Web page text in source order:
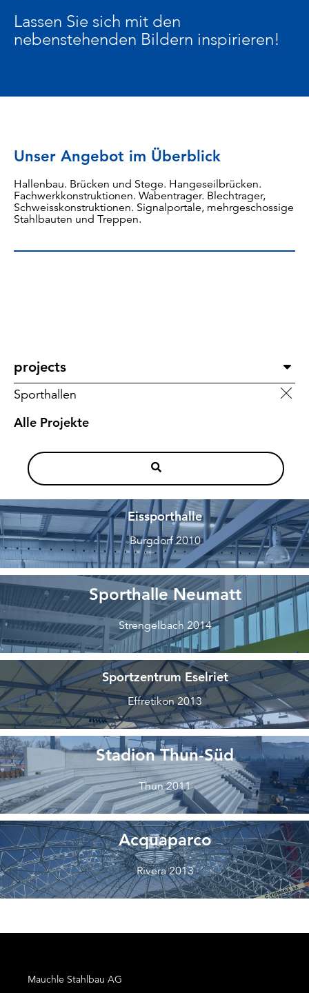
Lassen Sie sich mit den
nebenstehenden Bildern inspirieren!
Unser Angebot im Überblick
Hallenbau. Brücken und Stege. Hangeseilbrücken.
Fachwerkkonstruktionen. Wabentrager. Blechtrager,
Schweisskonstruktionen. Signalportale, mehrgeschossige
Stahlbauten und Treppen.
projects
Sporthallen
Alle Projekte
Eissporthalle
Burgdorf 2010
Sporthalle Neumatt
Strengelbach 2014
Sportzentrum Eselriet
Effretikon 2013
Stadion Thun-Süd
Thun 2011
Acquaparco
Rivera 2013
Mauchle Stahlbau AG